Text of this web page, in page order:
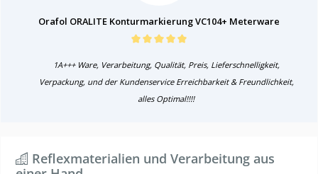
Orafol ORALITE Konturmarkierung VC104+ Meterware
1A+++ Ware, Verarbeitung, Qualität, Preis, Lieferschnelligkeit,
Verpackung, und der Kundenservice Erreichbarkeit & Freundlichkeit,
alles Optimal!!!!
Reflexmaterialien und Verarbeitung aus